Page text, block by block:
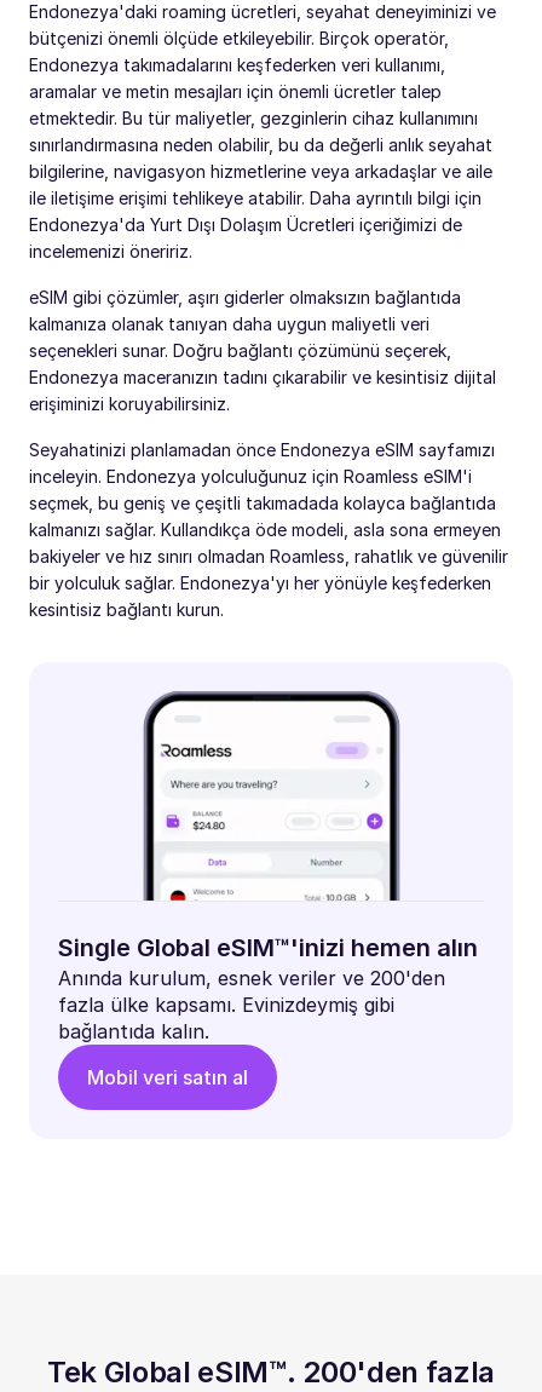
Endonezya'daki roaming ücretleri, seyahat deneyiminizi ve
bütçenizi önemli ölçüde etkileyebilir. Birçok operatör,
Endonezya takımadalarını keşfederken veri kullanımı,
aramalar ve metin mesajları için önemli ücretler talep
etmektedir. Bu tür maliyetler, gezginlerin cihaz kullanımını
sınırlandırmasına neden olabilir, bu da değerli anlık seyahat
bilgilerine, navigasyon hizmetlerine veya arkadaşlar ve aile
ile iletişime erişimi tehlikeye atabilir. Daha ayrıntılı bilgi için
Endonezya'da Yurt Dışı Dolaşım Ücretleri içeriğimizi de
incelemenizi öneririz.
eSIM gibi çözümler, aşırı giderler olmaksızın bağlantıda
kalmanıza olanak tanıyan daha uygun maliyetli veri
seçenekleri sunar. Doğru bağlantı çözümünü seçerek,
Endonezya maceranızın tadını çıkarabilir ve kesintisiz dijital
erişiminizi koruyabilirsiniz.
Seyahatinizi planlamadan önce Endonezya eSIM sayfamızı
inceleyin. Endonezya yolculuğunuz için Roamless eSIM'i
seçmek, bu geniş ve çeşitli takımadada kolayca bağlantıda
kalmanızı sağlar. Kullandıkça öde modeli, asla sona ermeyen
bakiyeler ve hız sınırı olmadan Roamless, rahatlık ve güvenilir
bir yolculuk sağlar. Endonezya'yı her yönüyle keşfederken
kesintisiz bağlantı kurun.
Single Global eSIM™'inizi hemen alın
Anında kurulum, esnek veriler ve 200'den
fazla ülke kapsamı. Evinizdeymiş gibi
bağlantıda kalın.
Mobil veri satın al
Tek Global eSIM™. 200'den fazla